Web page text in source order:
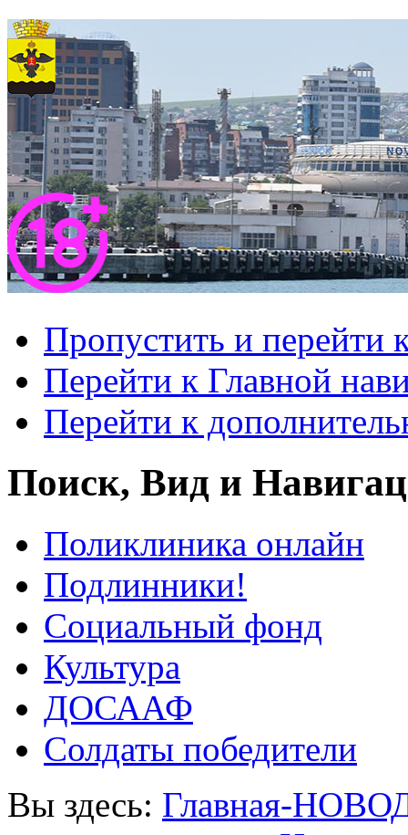
Пропустить и перейти
Перейти к Главной
Перейти к
Поиск, Вид и
Поликлиника онлайн
Подлинники!
Социальный фонд
Культура
ДОСААФ
Солдаты победители
Вы здесь: Главная-